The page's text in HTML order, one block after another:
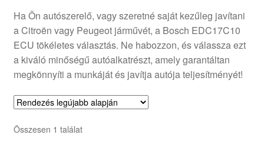
Szállítás világszerte
Szekér
Ha Ön autószerelő, vagy szeretné saját kezűleg javítani
a Citroën vagy Peugeot járművét, a Bosch EDC17C10
ECU tökéletes választás. Ne habozzon, és válassza ezt
a kiváló minőségű autóalkatrészt, amely garantáltan
megkönnyíti a munkáját és javítja autója teljesítményét!
Összesen 1 találat